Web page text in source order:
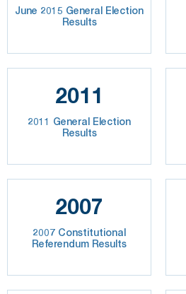
June 2015 General Election
Results
2011
2011 General Election
Results
2007
2007 Constitutional
Referendum Results